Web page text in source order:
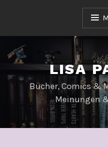
LISA
Bücher, Comics &
Meinungen